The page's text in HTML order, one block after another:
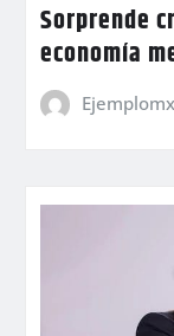
Sorprende
economía
Ejemplomx